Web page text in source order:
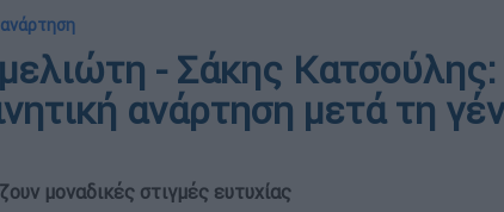
- Σάκης Κατσούλης:
ανάρτηση μετά τη
μοναδικές στιγμές ευτυχίας